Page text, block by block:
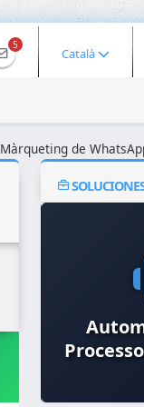
5
Català
Màrqueting de